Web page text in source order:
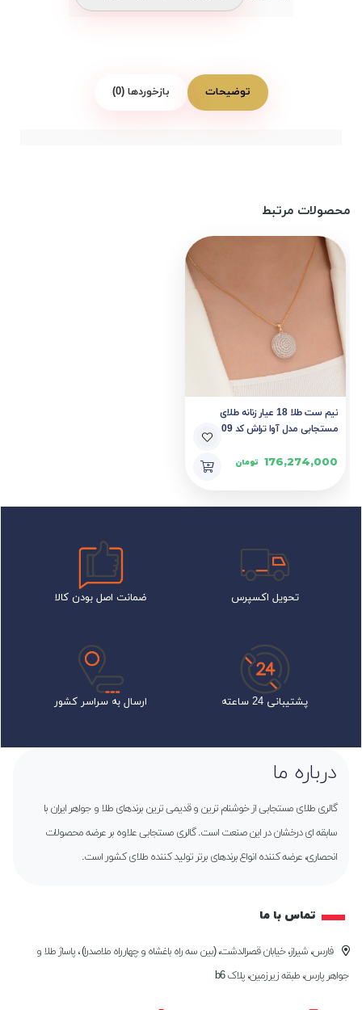
توضیحات بازخوردها (0)
محصولات مرتبط
نیم ست طلا 18 عیار زنانه طلای
مستجابی مدل آوا تراش کد 09
176,274,000 تومان
تحویل اکسپرس ضمانت اصل بودن کالا
پشتیبانی 24 ساعته ارسال به سراسر کشور
درباره ما
گالری طلای مستجابی از خوشنام ترین و قدیمی ترین برندهای طلا و جواهر ایران با
سابقه ای درخشان در این صنعت است. گالری مستجابی علاوه بر عرضه محصولات
انحصاری، عرضه کننده انواع برندهای برتر تولید کننده طلای کشور است.
تماس با ما
فارس، شیراز، خیابان قصرالدشت، (بین سه راه باغشاه و چهارراه ملاصدرا) ، پاساژ طلا و
جواهر پارس، طبقه زیرزمین، پلاک b6